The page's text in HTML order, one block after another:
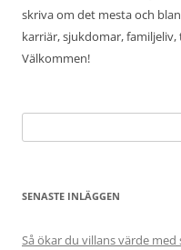
skriva om det mesta och
karriär, sjukdomar,
Välkommen!
efter:
SENASTE INLÄGGEN
Så ökar du villans värde